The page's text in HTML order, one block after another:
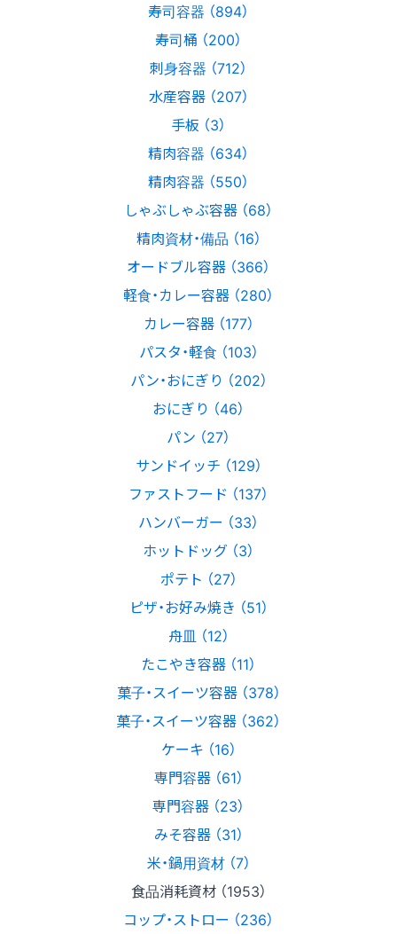
寿司容器 （894）
寿司桶 （200）
刺身容器 （712）
水産容器 （207）
手板 （3）
精肉容器 （634）
精肉容器 （550）
しゃぶしゃぶ容器 （68）
精肉資材・備品 （16）
オードブル容器 （366）
軽食・カレー容器 （280）
カレー容器 （177）
パスタ・軽食 （103）
パン・おにぎり （202）
おにぎり （46）
パン （27）
サンドイッチ （129）
ファストフード （137）
ハンバーガー （33）
ホットドッグ （3）
ポテト （27）
ピザ・お好み焼き （51）
舟皿 （12）
たこやき容器 （11）
菓子・スイーツ容器 （378）
菓子・スイーツ容器 （362）
ケーキ （16）
専門容器 （61）
専門容器 （23）
みそ容器 （31）
米・鍋用資材 （7）
食品消耗資材 （1953）
コップ・ストロー （236）